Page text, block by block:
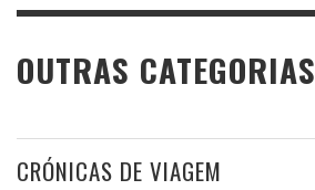
OUTRAS CATEGORIAS
CRÓNICAS DE VIAGEM